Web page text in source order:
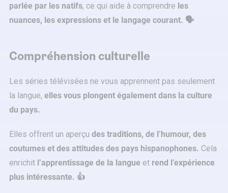
parlée par les natifs, ce qui aide à comprendre les
nuances, les expressions et le langage courant. 🗣️
Compréhension culturelle
Les séries télévisées ne vous apprennent pas seulement
la langue, elles vous plongent également dans la culture
du pays.
Elles offrent un aperçu des traditions, de l’humour, des
coutumes et des attitudes des pays hispanophones. Cela
enrichit l’apprentissage de la langue et rend l’expérience
plus intéressante. 👍